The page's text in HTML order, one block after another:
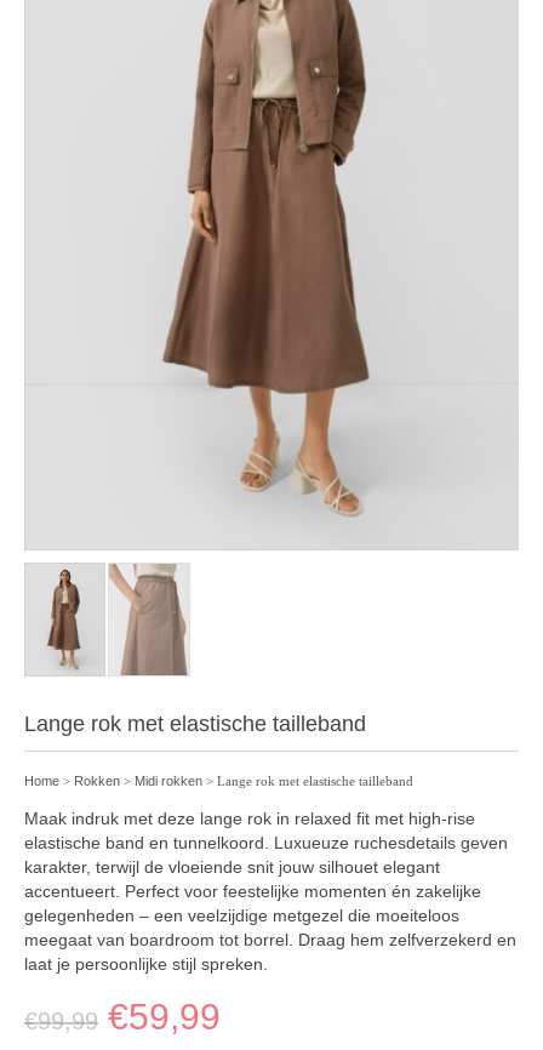
Lange rok met elastische tailleband
Home > Rokken > Midi rokken > Lange rok met elastische tailleband
Maak indruk met deze lange rok in relaxed fit met high-rise
elastische band en tunnelkoord. Luxueuze ruchesdetails geven
karakter, terwijl de vloeiende snit jouw silhouet elegant
accentueert. Perfect voor feestelijke momenten én zakelijke
gelegenheden – een veelzijdige metgezel die moeiteloos
meegaat van boardroom tot borrel. Draag hem zelfverzekerd en
laat je persoonlijke stijl spreken.
€99,99 €59,99